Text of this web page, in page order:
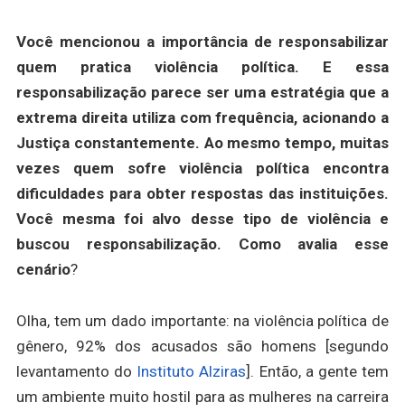
Você mencionou a importância de responsabilizar
quem pratica violência política. E essa
responsabilização parece ser uma estratégia que a
extrema direita utiliza com frequência, acionando a
Justiça constantemente. Ao mesmo tempo, muitas
vezes quem sofre violência política encontra
dificuldades para obter respostas das instituições.
Você mesma foi alvo desse tipo de violência e
buscou responsabilização. Como avalia esse
cenário?
Olha, tem um dado importante: na violência política de
gênero, 92% dos acusados são homens [segundo
levantamento do Instituto Alziras]. Então, a gente tem
um ambiente muito hostil para as mulheres na carreira